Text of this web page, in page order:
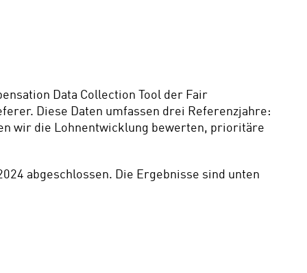
Data Collection Tool der Fair
Diese Daten umfassen drei Referenzjahre:
wir die Lohnentwicklung bewerten, prioritäre
abgeschlossen. Die Ergebnisse sind unten